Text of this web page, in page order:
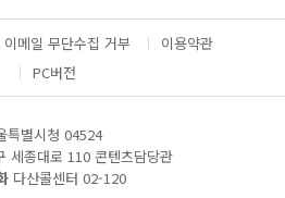
서
다
운
이메일 무단수집 거부
이용약관
PC버전
특별시청 04524
세종대로 110 콘텐츠담당관
다산콜센터 02-120